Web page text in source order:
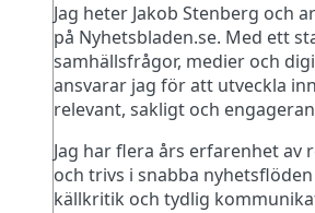
Jag heter Jakob Stenberg och
på Nyhetsbladen.se. Med ett
samhällsfrågor, medier och
ansvarar jag för att utveckla
relevant, sakligt och
Jag har flera års erfarenhet av
och trivs i snabba
källkritik och tydlig